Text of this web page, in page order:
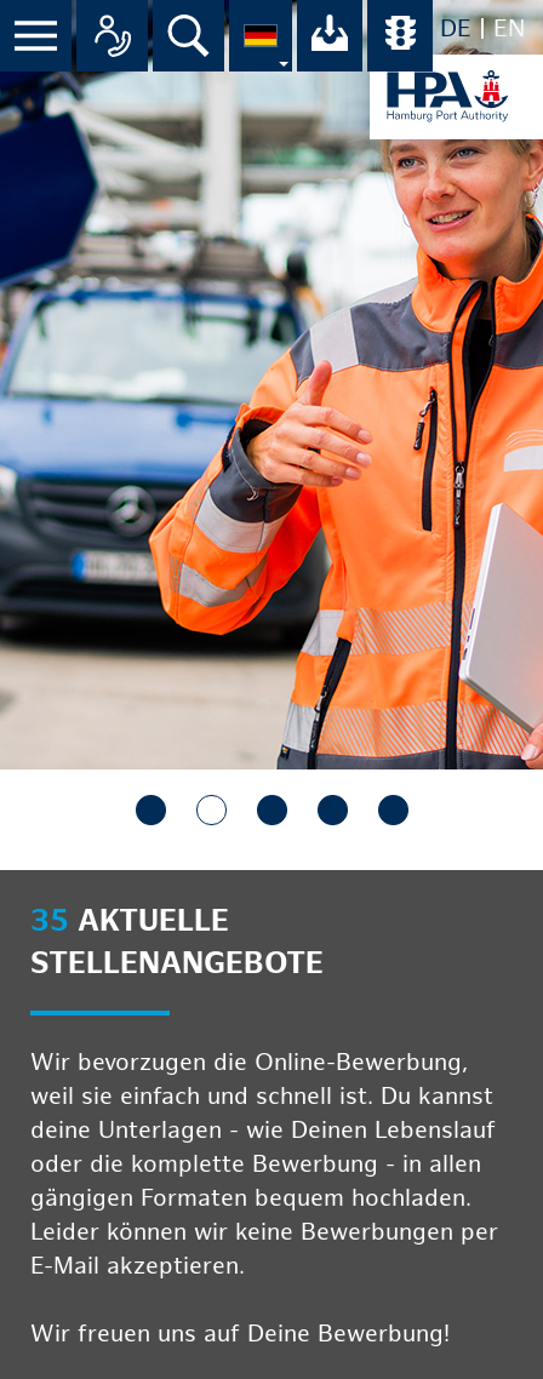
DE EN
Menü Alle Ansprechpartner im
Suche Ihr Download-
35 AKTUELLE
STELLENANGEBOTE
Wir bevorzugen die Online-Bewerbung,
weil sie einfach und schnell ist. Du kannst
deine Unterlagen - wie Deinen Lebenslauf
oder die komplette Bewerbung - in allen
gängigen Formaten bequem hochladen.
Leider können wir keine Bewerbungen per
E-Mail akzeptieren.
Wir freuen uns auf Deine Bewerbung!